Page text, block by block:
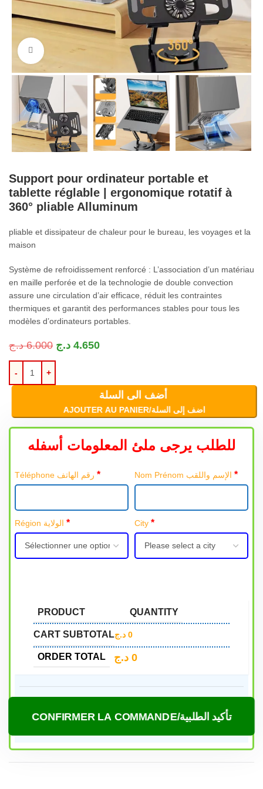
Cliquez pour agrandir
Support pour ordinateur portable et
tablette réglable | ergonomique rotatif à
360° pliable Alluminum
pliable et dissipateur de chaleur pour le bureau, les voyages et la
maison
Système de refroidissement renforcé : L’association d’un matériau
en maille perforée et de la technologie de double convection
assure une circulation d’air efficace, réduit les contraintes
thermiques et garantit des performances stables pour tous les
modèles d’ordinateurs portables.
6.000 د.ج 4.650 د.ج
أضف الى السلة
AJOUTER AU PANIER/اضف إلى السلة
للطلب يرجى ملئ المعلومات أسفله
Téléphone رقم الهاتف* *
Région الولاية* City *
PRODUCT QUANTITY
CART SUBTOTAL 0 د.ج
ORDER TOTAL 0 د.ج
CONFIRMER LA COMMANDE/تأكيد الطلبية